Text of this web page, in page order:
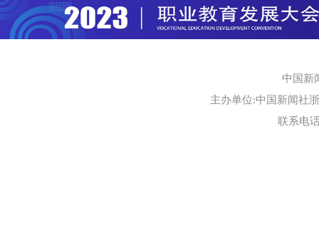
中国新
主办单位:中国新闻社
联系电